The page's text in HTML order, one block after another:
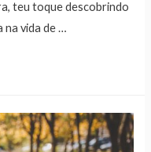
teu toque descobrindo
na vida de …